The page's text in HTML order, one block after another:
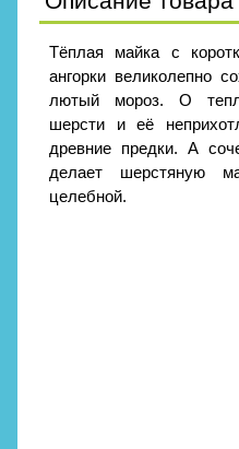
Тёплая майка с
ангорки великолепно
лютый мороз. О
шерсти и её
древние предки. А
делает шерстяную
целебной.